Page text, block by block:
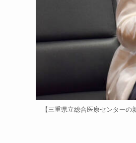
【三重県立総合医療センター